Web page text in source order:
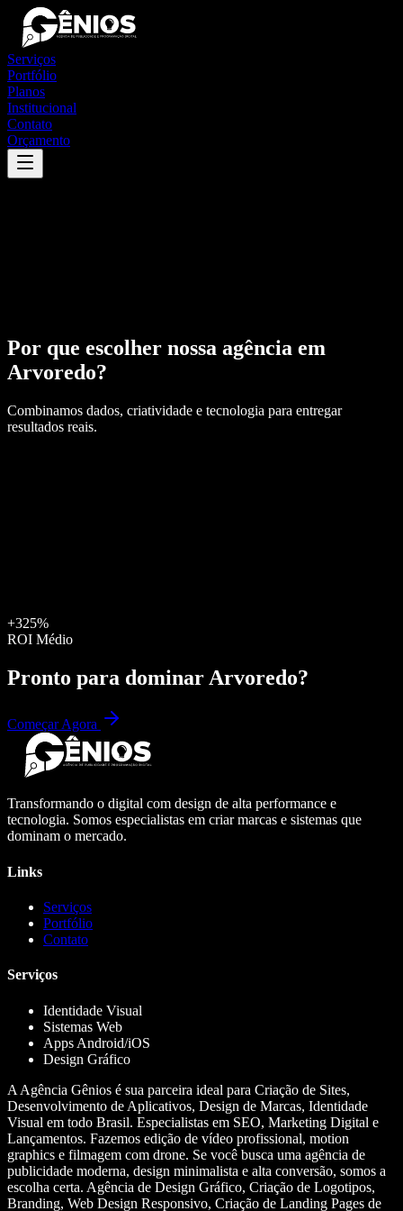
Serviços
Portfólio
Planos
Institucional
Contato
Orçamento
Por que escolher nossa agência em
Arvoredo?
Combinamos dados, criatividade e tecnologia para entregar
resultados reais.
+325%
ROI Médio
Pronto para dominar Arvoredo?
Começar Agora
Transformando o digital com design de alta performance e
tecnologia. Somos especialistas em criar marcas e sistemas que
dominam o mercado.
Links
Serviços
Portfólio
Contato
Serviços
Identidade Visual
Sistemas Web
Apps Android/iOS
Design Gráfico
A Agência Gênios é sua parceira ideal para Criação de Sites,
Desenvolvimento de Aplicativos, Design de Marcas, Identidade
Visual em todo Brasil. Especialistas em SEO, Marketing Digital e
Lançamentos. Fazemos edição de vídeo profissional, motion
graphics e filmagem com drone. Se você busca uma agência de
publicidade moderna, design minimalista e alta conversão, somos a
escolha certa. Agência de Design Gráfico, Criação de Logotipos,
Branding, Web Design Responsivo, Criação de Landing Pages de